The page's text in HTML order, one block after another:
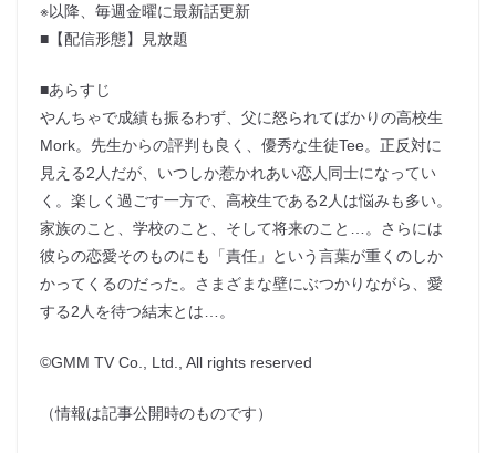
※以降、毎週金曜に最新話更新
■【配信形態】見放題
■あらすじ
やんちゃで成績も振るわず、父に怒られてばかりの高校生
Mork。先生からの評判も良く、優秀な生徒Tee。正反対に
見える2人だが、いつしか惹かれあい恋人同士になってい
く。楽しく過ごす一方で、高校生である2人は悩みも多い。
家族のこと、学校のこと、そして将来のこと…。さらには
彼らの恋愛そのものにも「責任」という言葉が重くのしか
かってくるのだった。さまざまな壁にぶつかりながら、愛
する2人を待つ結末とは…。
©GMM TV Co., Ltd., All rights reserved
（情報は記事公開時のものです）